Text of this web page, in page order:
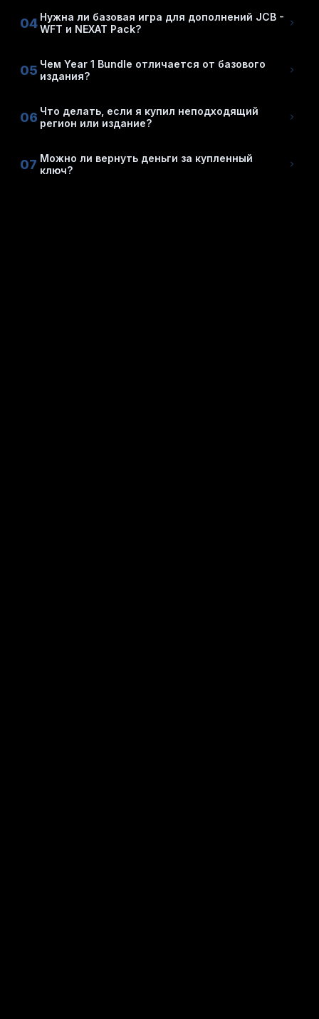
04 Нужна ли базовая игра для дополнений JCB -
WFT и NEXAT Pack?
05 Чем Year 1 Bundle отличается от базового
издания?
06 Что делать, если я купил неподходящий
регион или издание?
07 Можно ли вернуть деньги за купленный
ключ?